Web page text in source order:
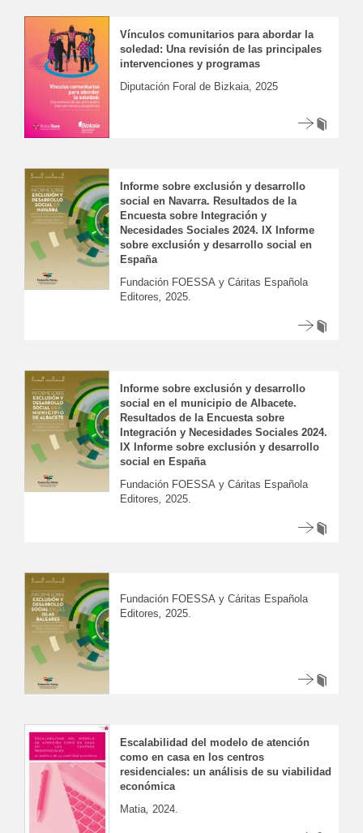
Vínculos comunitarios para abordar la
soledad: Una revisión de las principales
intervenciones y programas
Diputación Foral de Bizkaia, 2025
Informe sobre exclusión y desarrollo
social en Navarra. Resultados de la
Encuesta sobre Integración y
Necesidades Sociales 2024. IX Informe
sobre exclusión y desarrollo social en
España
Fundación FOESSA y Cáritas Española
Editores, 2025.
Informe sobre exclusión y desarrollo
social en el municipio de Albacete.
Resultados de la Encuesta sobre
Integración y Necesidades Sociales 2024.
IX Informe sobre exclusión y desarrollo
social en España
Fundación FOESSA y Cáritas Española
Editores, 2025.
Fundación FOESSA y Cáritas Española
Editores, 2025.
Escalabilidad del modelo de atención
como en casa en los centros
residenciales: un análisis de su viabilidad
económica
Matia 2024.